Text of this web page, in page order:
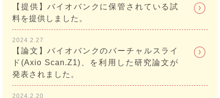
【提供】バイオバンクに保管されている試
料を提供しました。
2024.2.27
【論文】バイオバンクのバーチャルスライ
ド(Axio Scan.Z1)、を利用した研究論文が
発表されました。
2024.2.20